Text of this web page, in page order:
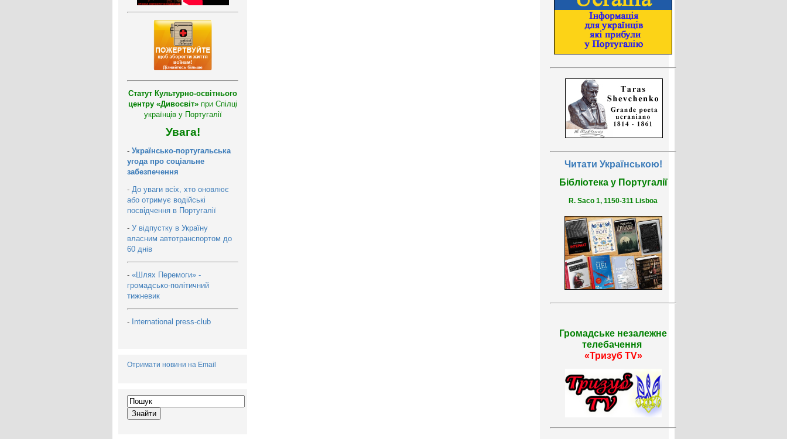
Статут Культурно-освітнього
центру «Дивосвіт» при Спілці
українців у Португалії
Увага!
- Українсько-португальська
угода про соціальне
забезпечення
- До уваги всіх, хто оновлює
або отримує водійські
посвідчення в Португалії
- У відпустку в Україну
власним автотранспортом до
60 днів
- «Шлях Перемоги» -
громадсько-політичний
тижневик
- International press-club
Отримати новини на Email
Читати Українською!
Бібліотека у Португалії
R. Saco 1, 1150-311 Lisboa
Громадське незалежне
телебачення
«Тризуб TV»